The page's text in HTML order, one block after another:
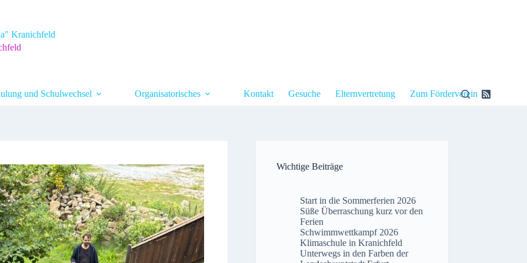
Kranichfeld
und Schulwechsel Organisatorisches Kontakt Gesuche Elternvertretung Zum Förderverein
Wichtige Beiträge
Start in die Sommerferien 2026
Süße Überraschung kurz vor den
Ferien
Schwimmwettkampf 2026
Klimaschule in Kranichfeld
Unterwegs in den Farben der